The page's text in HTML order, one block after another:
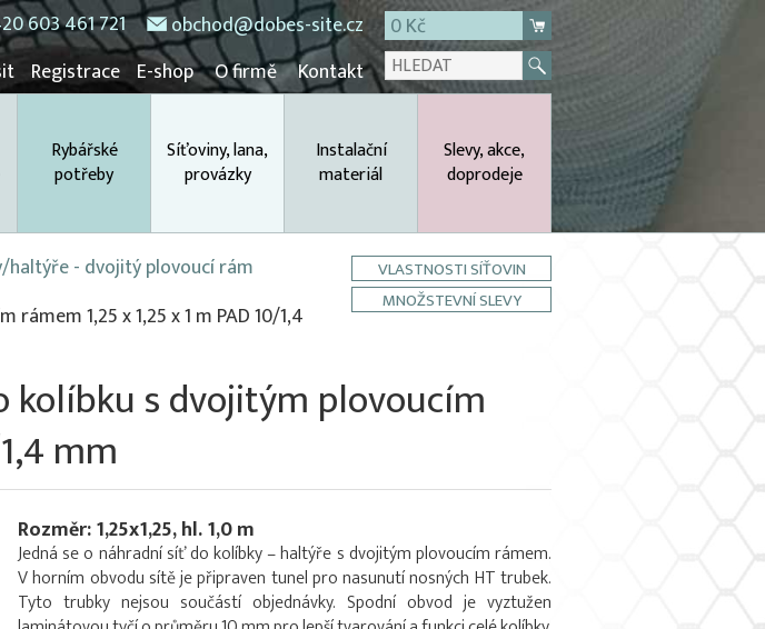
603 461 721 obchod@dobes-site.cz
0 Kč
Registrace E-shop O firmě Kontakt
Rybářské
potřeby
Síťoviny, lana,
provázky
Instalační
materiál
Slevy, akce,
doprodeje
haltýře - dvojitý plovoucí rám
1,25 x 1,25 x 1 m PAD 10/1,4
VLASTNOSTI SÍŤOVIN
MNOŽSTEVNÍ SLEVY
kolíbku s dvojitým plovoucím
mm
Rozměr: 1,25x1,25, hl. 1,0 m
Jedná se o náhradní síť do kolíbky – haltýře s dvojitým plovoucím rámem.
V horním obvodu sítě je připraven tunel pro nasunutí nosných HT trubek.
Tyto trubky nejsou součástí objednávky. Spodní obvod je vyztužen